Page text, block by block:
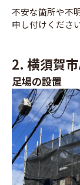
不安な箇所や不
申し付けください
2. 横須賀
足場の設置